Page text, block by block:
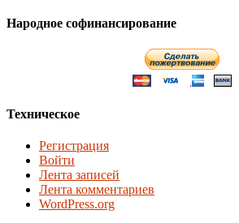
Народное софинансирование
Техническое
Регистрация
Войти
Лента записей
Лента комментариев
WordPress.org